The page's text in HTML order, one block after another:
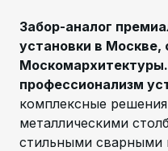
Забор-аналог
установки в Москве,
профессионализм
комплексные
металлическими
стильными сварными